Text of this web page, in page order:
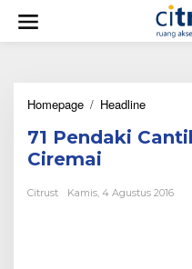
w
Homepage / Headline
P
a
71 Pendaki
Ciremai
Citrust Kamis, 4 Agustus 2016